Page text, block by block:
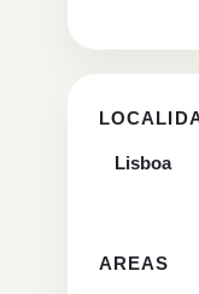
Lisboa
AREAS